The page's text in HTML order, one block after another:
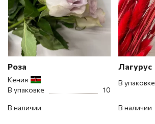
Роза
Кения
В упаковке
10
В наличии
Лагурус
В упаковке
В наличии